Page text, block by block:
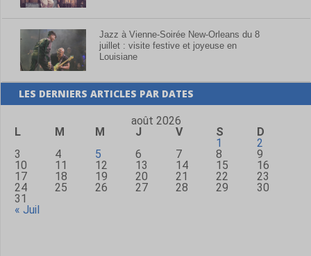
Jazz à Vienne-Soirée New-Orleans du 8
juillet : visite festive et joyeuse en
Louisiane
LES DERNIERS ARTICLES PAR DATES
août 2026
L
M M J V S
D
1
2
3
4 5 6 7 8
9
10
11 12 13 14 15
16
17
18 19 20 21 22
23
24
25 26 27 28 29
30
31
« Juil